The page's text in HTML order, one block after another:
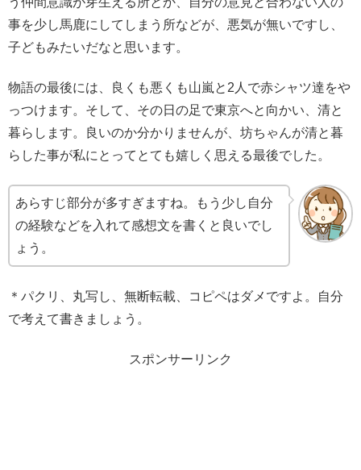
事を少し馬鹿にしてしまう所などが、悪気が無いですし、
子どもみたいだなと思います。
物語の最後には、良くも悪くも山嵐と2人で赤シャツ達をや
っつけます。そして、その日の足で東京へと向かい、清と
暮らします。良いのか分かりませんが、坊ちゃんが清と暮
らした事が私にとってとても嬉しく思える最後でした。
あらすじ部分が多すぎますね。もう少し自分
の経験などを入れて感想文を書くと良いでし
ょう。
＊パクリ、丸写し、無断転載、コピペはダメですよ。自分
で考えて書きましょう。
スポンサーリンク